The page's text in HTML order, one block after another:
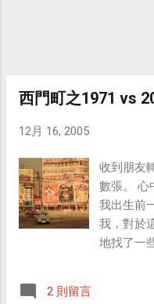
西門町之1971 vs
12月 16, 2005
收到朋友
數張。 心
我出生前
我，對於
地找了一
2 則留言